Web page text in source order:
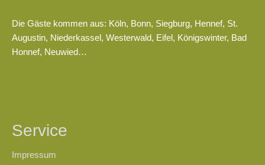
Die Gäste kommen aus: Köln, Bonn, Siegburg, Hennef, St.
Augustin, Niederkassel, Westerwald, Eifel, Königswinter, Bad
Honnef, Neuwied…
Service
Impressum